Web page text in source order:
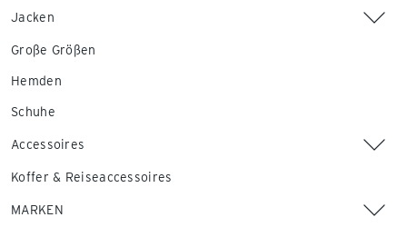
Jacken
Große Größen
Hemden
Schuhe
Accessoires
Koffer & Reiseaccessoires
MARKEN